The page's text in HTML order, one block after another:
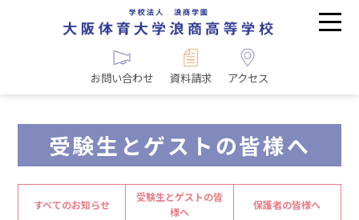
お問い合わせ 資料請求 アクセス
受験生とゲストの皆様へ
すべてのお知らせ
受験生とゲストの皆
様へ
保護者の皆様へ